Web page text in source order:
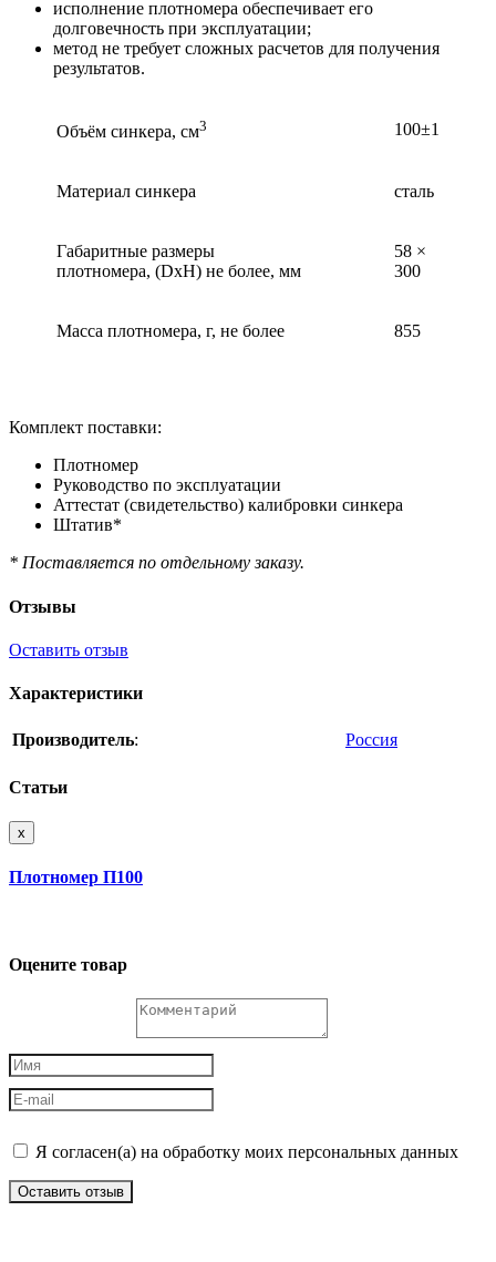
исполнение плотномера обеспечивает его
долговечность при эксплуатации;
метод не требует сложных расчетов для получения
результатов.
Объём синкера, см3 100±1
Материал синкера сталь
Габаритные размеры
плотномера, (DхН) не более, мм
58 ×
300
Масса плотномера, г, не более 855
Комплект поставки:
Плотномер
Руководство по эксплуатации
Аттестат (свидетельство) калибровки синкера
Штатив*
* Поставляется по отдельному заказу.
Отзывы
Оставить отзыв
Характеристики
Производитель: Россия
Статьи
x
Плотномер П100
Оцените товар
Я согласен(а) на обработку моих персональных данных
Оставить отзыв